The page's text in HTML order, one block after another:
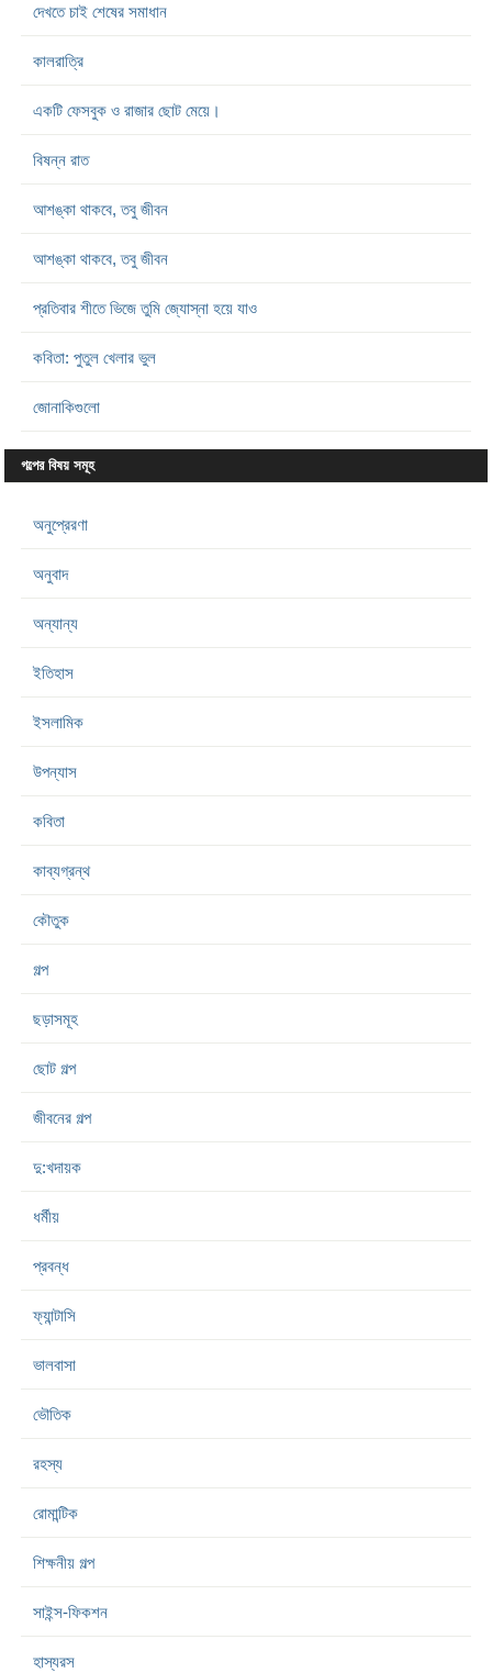
দেখতে চাই শেষের সমাধান
কালরাত্রি
একটি ফেসবুক ও রাজার ছোট মেয়ে।
বিষন্ন রাত
আশঙ্কা থাকবে, তবু জীবন
আশঙ্কা থাকবে, তবু জীবন
প্রতিবার শীতে ভিজে তুমি জ্যোস্না হয়ে যাও
কবিতা: পুতুল খেলার ভুল
জোনাকিগুলো
গল্পের বিষয় সমূহ
অনুপ্রেরণা
অনুবাদ
অন্যান্য
ইতিহাস
ইসলামিক
উপন্যাস
কবিতা
কাব্যগ্রন্থ
কৌতুক
গল্প
ছড়াসমূহ
ছোট গল্প
জীবনের গল্প
দু:খদায়ক
ধর্মীয়
প্রবন্ধ
ফ্যান্টাসি
ভালবাসা
ভৌতিক
রহস্য
রোমান্টিক
শিক্ষনীয় গল্প
সাইন্স-ফিকশন
হাস্যরস